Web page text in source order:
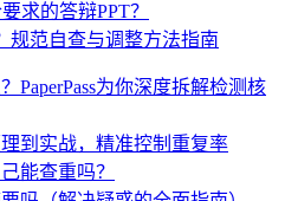
求的答辩PPT？
规范自查与调整方法指南
PaperPass为你深度拆解检测核
到实战，精准控制重复率
能查重吗？